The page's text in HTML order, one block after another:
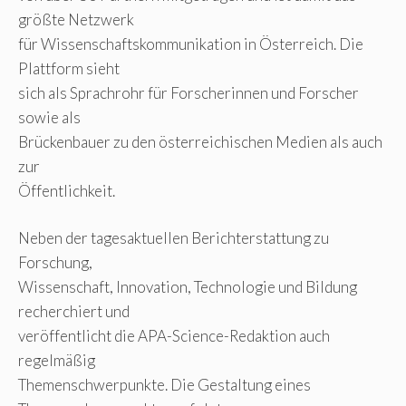
größte Netzwerk
für Wissenschaftskommunikation in Österreich. Die
Plattform sieht
sich als Sprachrohr für Forscherinnen und Forscher
sowie als
Brückenbauer zu den österreichischen Medien als auch
zur
Öffentlichkeit.
Neben der tagesaktuellen Berichterstattung zu
Forschung,
Wissenschaft, Innovation, Technologie und Bildung
recherchiert und
veröffentlicht die APA-Science-Redaktion auch
regelmäßig
Themenschwerpunkte. Die Gestaltung eines